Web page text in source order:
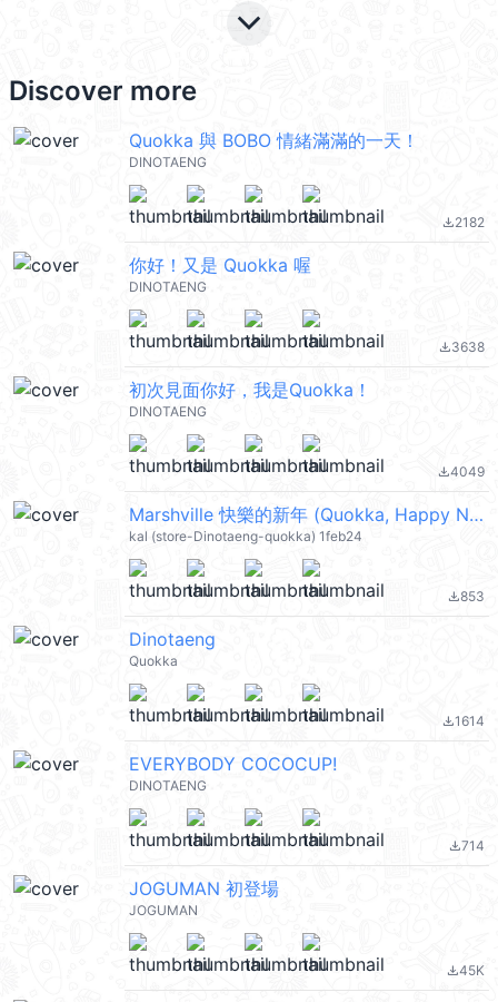
keyboard_arrow_down
Discover more
Quokka 與 BOBO 情緒滿滿的一天！
DINOTAENG
file_download2182
你好！又是 Quokka 喔
DINOTAENG
file_download3638
初次見面你好，我是Quokka！
DINOTAENG
file_download4049
Marshville 快樂的新年 (Quokka, Happy New Year, CNY) @kal_pc
kal (store-Dinotaeng-quokka) 1feb24
file_download853
Dinotaeng
Quokka
file_download1614
EVERYBODY COCOCUP!
DINOTAENG
file_download714
JOGUMAN 初登場
JOGUMAN
file_download45K